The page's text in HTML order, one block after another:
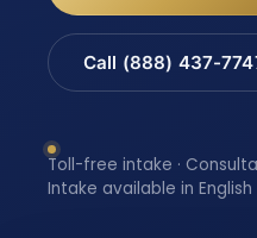
Call (888) 437-
Toll-free intake ·
Intake available in English